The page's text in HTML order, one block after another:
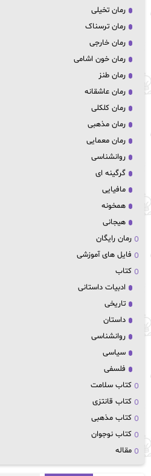
رمان تخیلی
رمان ترسناک
رمان خارجی
رمان خون اشامی
رمان طنز
رمان عاشقانه
رمان کلکلی
رمان مذهبی
رمان معمایی
روانشناسی
گرگینه ای
مافیایی
همخونه
هیجانی
رمان رایگان
فایل های آموزشی
کتاب
ادبیات داستانی
تاریخی
داستان
روانشناسی
سیاسی
فلسفی
کتاب سلامت
کتاب قانتزی
کتاب مذهبی
کتاب نوجوان
مقاله